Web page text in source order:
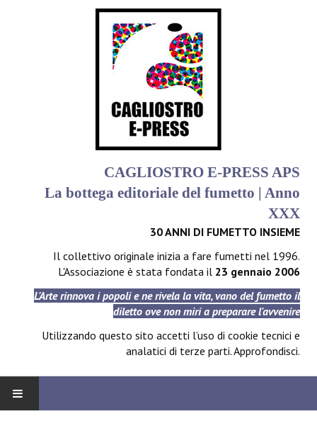
CAGLIOSTRO E-PRESS APS
La bottega editoriale del fumetto | Anno
XXX
30 ANNI DI FUMETTO INSIEME
Il collettivo originale inizia a fare fumetti nel 1996.
L'Associazione è stata fondata il 23 gennaio 2006
L'Arte rinnova i popoli e ne rivela la vita, vano del fumetto il
diletto ove non miri a preparare l'avvenire
Utilizzando questo sito accetti l’uso di cookie tecnici e
analatici di terze parti.Approfondisci.